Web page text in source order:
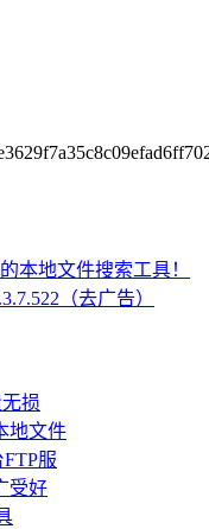
本地文件搜索工具！
（去广告）
损
地文件
服
受好